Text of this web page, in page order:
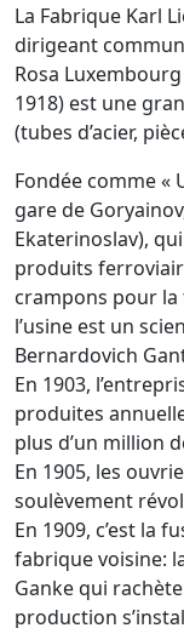
La Fabrique Karl
dirigeant
Rosa
1918) est une
(tubes d’acier,
Fondée comme «
gare de
Ekaterinoslav),
produits
crampons pour
l’usine est un
Bernardovich
En 1903,
produites
plus d’un million
En 1905, les
soulèvement
En 1909, c’est la
fabrique voisine:
Ganke qui
production